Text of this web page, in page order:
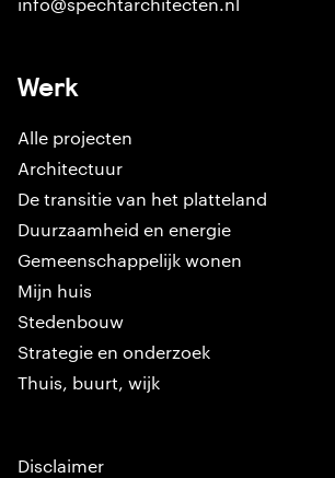
Werk
Alle projecten
Architectuur
De transitie van het platteland
Duurzaamheid en energie
Gemeenschappelijk wonen
Mijn huis
Stedenbouw
Strategie en onderzoek
Thuis, buurt, wijk
Disclaimer